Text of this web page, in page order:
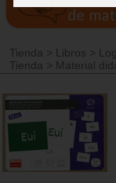
Tienda > Libros >
Tienda
> Material